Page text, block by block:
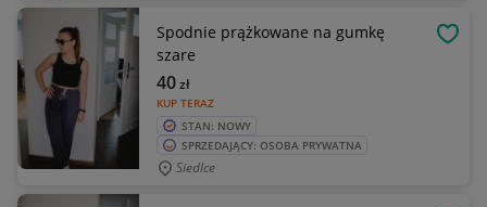
Spodnie prążkowane na gumkę
szare
KUP TERAZ
40zł
STAN: NOWY
SPRZEDAJĄCY: OSOBA PRYWATNA
Siedlce